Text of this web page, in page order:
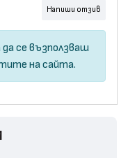
Напиши отзив
да се възползваш
на сайта.